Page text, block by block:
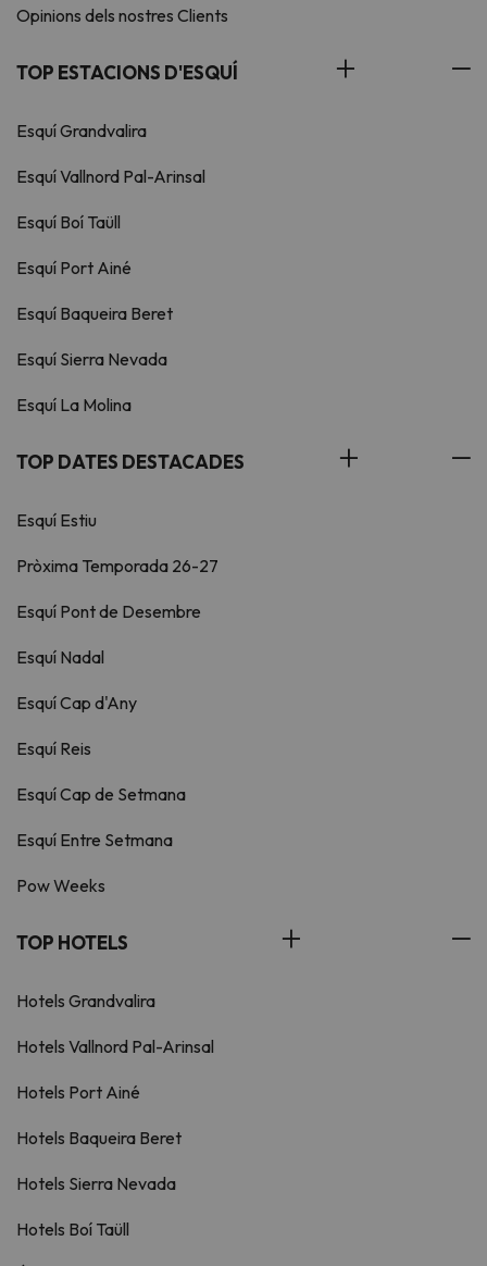
Opinions dels nostres Clients
TOP ESTACIONS D'ESQUÍ
Esquí Grandvalira
Esquí Vallnord Pal-Arinsal
Esquí Boí Taüll
Esquí Port Ainé
Esquí Baqueira Beret
Esquí Sierra Nevada
Esquí La Molina
TOP DATES DESTACADES
Esquí Estiu
Pròxima Temporada 26-27
Esquí Pont de Desembre
Esquí Nadal
Esquí Cap d'Any
Esquí Reis
Esquí Cap de Setmana
Esquí Entre Setmana
Pow Weeks
TOP HOTELS
Hotels Grandvalira
Hotels Vallnord Pal-Arinsal
Hotels Port Ainé
Hotels Baqueira Beret
Hotels Sierra Nevada
Hotels Boí Taüll